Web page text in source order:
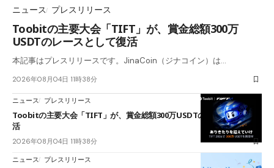
ニュース プレスリリース
Toobitの主要大会「TIFT」が、賞金総額300万
USDTのレースとして復活
本記事はプレスリリースです。JinaCoin（ジナコイン）は…
2026年08月04日 11時38分
ニュース プレスリリース
Toobitの主要大会「TIFT」が、賞金総額300万USDTのレースとして復
活
2026年08月04日 11時38分
ニュース プレスリリース